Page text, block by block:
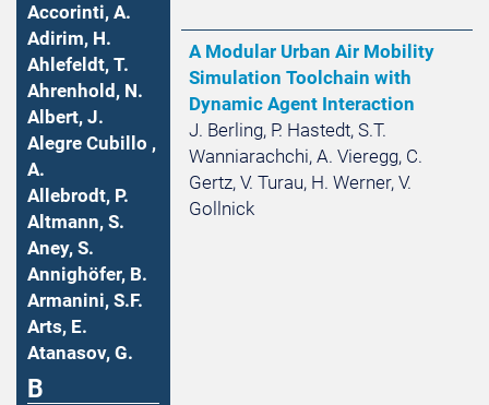
Accorinti, A.
Adirim, H.
Ahlefeldt, T.
Ahrenhold, N.
Albert, J.
Alegre Cubillo ,
A.
Allebrodt, P.
Altmann, S.
Aney, S.
Annighöfer, B.
Armanini, S.F.
Arts, E.
Atanasov, G.
B
A Modular Urban Air Mobility
Simulation Toolchain with
Dynamic Agent Interaction
J. Berling, P. Hastedt, S.T.
Wanniarachchi, A. Vieregg, C.
Gertz, V. Turau, H. Werner, V.
Gollnick